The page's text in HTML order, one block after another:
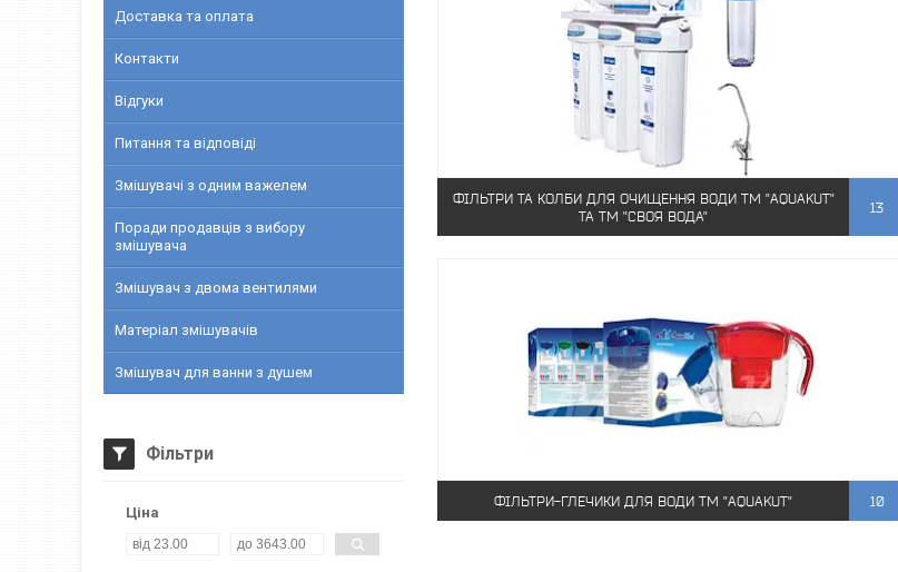
ФІЛЬТРИ ТА КОЛБИ ДЛЯ ОЧИЩЕННЯ ВОДИ ТМ "AQUAKUT"
ТА ТМ "СВОЯ ВОДА"
13
ФІЛЬТРИ-ГЛЕЧИКИ ДЛЯ ВОДИ ТМ "AQUAKUT" 10
Доставка та оплата
Контакти
Відгуки
Питання та відповіді
Змішувачі з одним важелем
Поради продавців з вибору
змішувача
Змішувач з двома вентилями
Матеріал змішувачів
Змішувач для ванни з душем
Фільтри
Ціна